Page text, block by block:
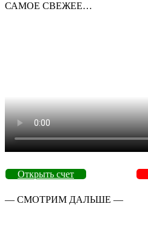
САМОЕ СВЕЖЕЕ…
Открыть счет
— СМОТРИМ ДАЛЬШЕ —